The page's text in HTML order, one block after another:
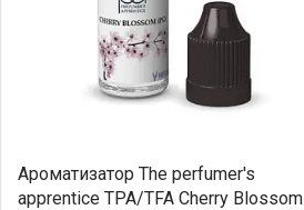
Ароматизатор The perfumer's
apprentice TPA/TFA Cherry Blossom